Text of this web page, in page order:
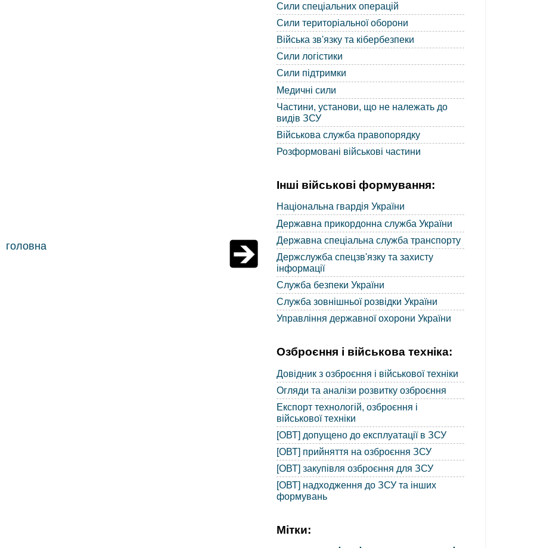
головна
Сили спеціальних операцій
Сили територіальної оборони
Війська зв'язку та кібербезпеки
Сили логістики
Сили підтримки
Медичні сили
Частини, установи, що не належать до
видів ЗСУ
Військова служба правопорядку
Розформовані військові частини
Інші військові формування:
Національна гвардія України
Державна прикордонна служба України
Державна спеціальна служба транспорту
Держслужба спецзв'язку та захисту
інформації
Служба безпеки України
Служба зовнішньої розвідки України
Управління державної охорони України
Озброєння і військова техніка:
Довідник з озброєння і військової техніки
Огляди та аналізи розвитку озброєння
Експорт технологій, озброєння і
військової техніки
[ОВТ] допущено до експлуатації в ЗСУ
[ОВТ] прийняття на озброєння ЗСУ
[ОВТ] закупівля озброєння для ЗСУ
[ОВТ] надходження до ЗСУ та інших
формувань
Мітки: